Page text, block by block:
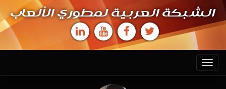
الشبكة العربية لمطوري الألعاب
Toggle
navigation